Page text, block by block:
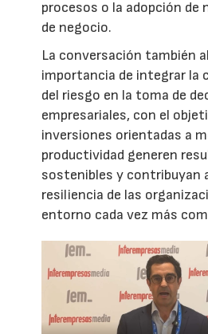
procesos o la adopción de
de negocio.
La conversación también
importancia de integrar la
del riesgo en la toma de
empresariales, con el
inversiones orientadas a
productividad generen
sostenibles y contribuyan
resiliencia de las
entorno cada vez más